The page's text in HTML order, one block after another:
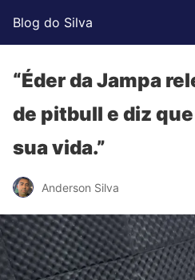
Blog do Silva
“Éder da Jampa
de pitbull e diz
sua vida.”
Anderson Silva